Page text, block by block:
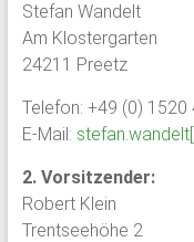
Schloss
Plön
1951
von
ehemaligen
Schülern
des
Plöner
Stefan Wandelt
Am Klostergarten
24211 Preetz
Telefon: +49 (0) 1520
E-Mail:
2. Vorsitzender:
Robert Klein
Trentseehöhe 2